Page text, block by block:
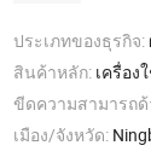
ประเภทของธุรกิจ:
สินค้าหลัก: เครื่อ
ขีดความสามารถ
เมือง/จังหวัด: